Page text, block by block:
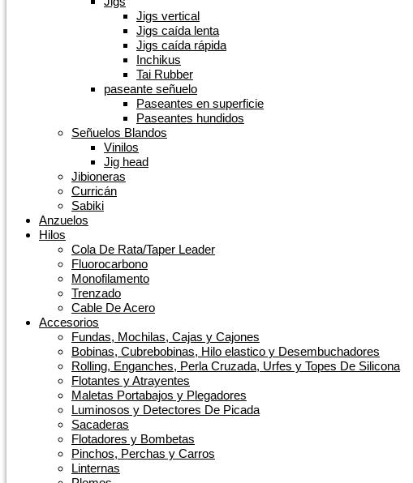
Jigs vertical
Jigs caída lenta
Jigs caída rápida
Inchikus
Tai Rubber
paseante señuelo
Paseantes en superficie
Paseantes hundidos
Señuelos Blandos
Vinilos
Jig head
Jibioneras
Curricán
Sabiki
Anzuelos
Hilos
Cola De Rata/Taper Leader
Fluorocarbono
Monofilamento
Trenzado
Cable De Acero
Accesorios
Fundas, Mochilas, Cajas y Cajones
Bobinas, Cubrebobinas, Hilo elastico y Desembuchadores
Rolling, Enganches, Perla Cruzada, Urfes y Topes De Silicona
Flotantes y Atrayentes
Maletas Portabajos y Plegadores
Luminosos y Detectores De Picada
Sacaderas
Flotadores y Bombetas
Pinchos, Perchas y Carros
Linternas